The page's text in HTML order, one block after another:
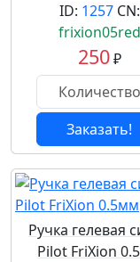
ID: 1257CN:
frixion05red
250₽
Заказать!
Ручка гелевая
Pilot FriXion